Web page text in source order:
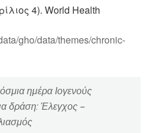
4). World Health
gho/data/themes/chronic-
ημέρα Ιογενούς
δράση: Έλεγχος –